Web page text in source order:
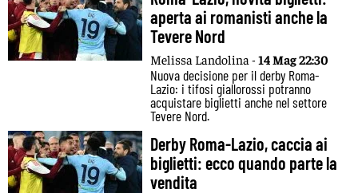
aperta ai romanisti anche la
Tevere Nord
Melissa Landolina -14 Mag 22:30
Nuova decisione per il derby Roma-
Lazio: i tifosi giallorossi potranno
acquistare biglietti anche nel settore
Tevere Nord.
Derby Roma-Lazio, caccia ai
biglietti: ecco quando parte la
vendita